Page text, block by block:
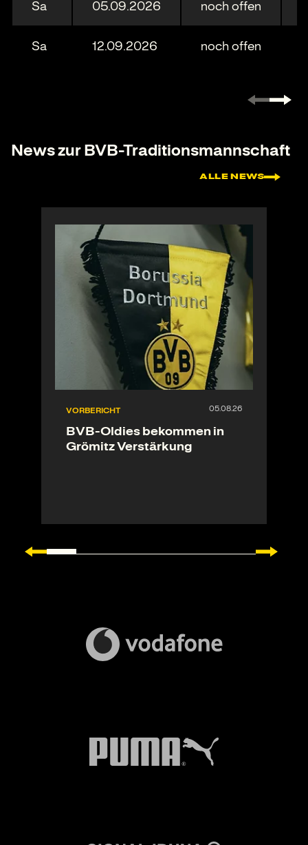
Sa 05.09.2026 noch offen
Sa 12.09.2026 noch offen
News zur BVB-Traditionsmannschaft
ALLE NEWS
VORBERICHT
BVB-Oldies bekommen in
Grömitz Verstärkung